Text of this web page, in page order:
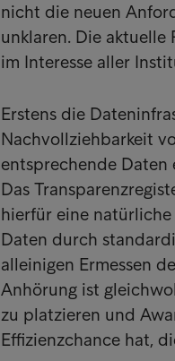
nicht die neuen
unklaren. Die aktuelle
im Interesse aller
Erstens die
Nachvollziehbarkeit
entsprechende
Das
hierfür eine
Daten durch
alleinigen Ermessen
Anhörung ist
zu platzieren und
Effizienzchance hat,